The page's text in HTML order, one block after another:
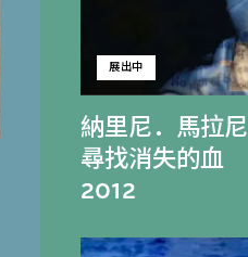
納里尼．馬拉尼
展出中
尋找消失的血
2012